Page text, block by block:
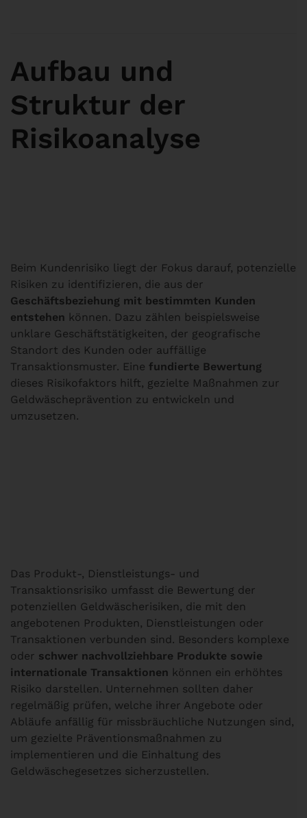
Aufbau und
Struktur der
Risikoanalyse
Beim Kundenrisiko liegt der Fokus darauf, potenzielle
Risiken zu identifizieren, die aus der
Geschäftsbeziehung mit bestimmten Kunden
entstehen können. Dazu zählen beispielsweise
unklare Geschäftstätigkeiten, der geografische
Standort des Kunden oder auffällige
Transaktionsmuster. Eine fundierte Bewertung
dieses Risikofaktors hilft, gezielte Maßnahmen zur
Geldwäscheprävention zu entwickeln und
umzusetzen.
Das Produkt-, Dienstleistungs- und
Transaktionsrisiko umfasst die Bewertung der
potenziellen Geldwäscherisiken, die mit den
angebotenen Produkten, Dienstleistungen oder
Transaktionen verbunden sind. Besonders komplexe
oder schwer nachvollziehbare Produkte sowie
internationale Transaktionen können ein erhöhtes
Risiko darstellen. Unternehmen sollten daher
regelmäßig prüfen, welche ihrer Angebote oder
Abläufe anfällig für missbräuchliche Nutzungen sind,
um gezielte Präventionsmaßnahmen zu
implementieren und die Einhaltung des
Geldwäschegesetzes sicherzustellen.